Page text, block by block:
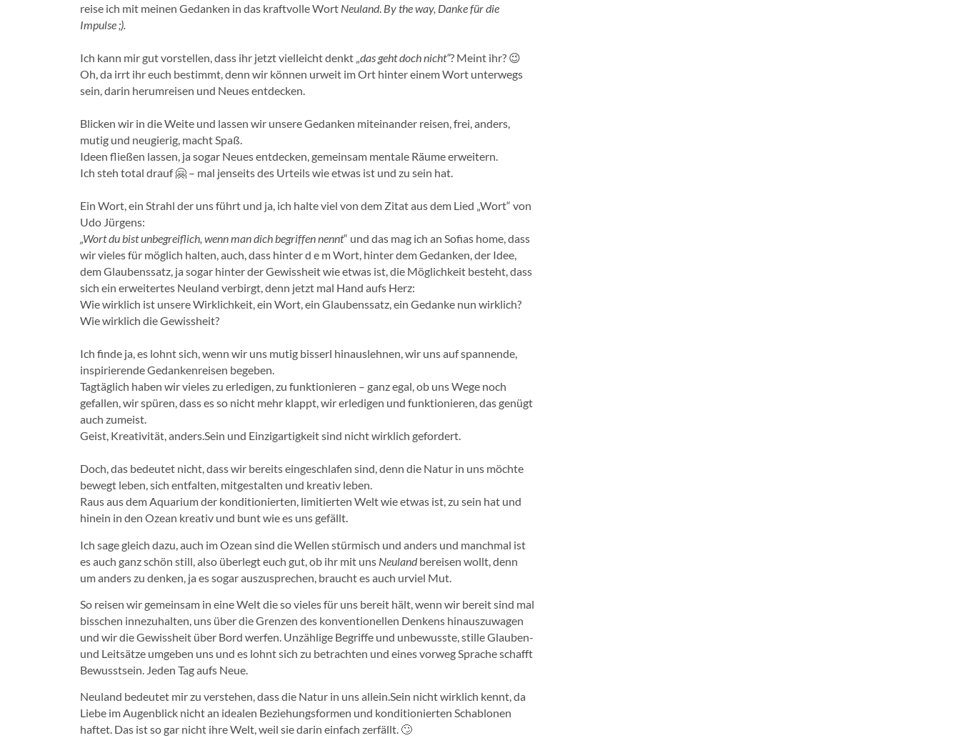
reise ich mit meinen Gedanken in das kraftvolle Wort Neuland. By the way, Danke für die
Impulse ;).
Ich kann mir gut vorstellen, dass ihr jetzt vielleicht denkt „das geht doch nicht“? Meint ihr? 😉
Oh, da irrt ihr euch bestimmt, denn wir können urweit im Ort hinter einem Wort unterwegs
sein, darin herumreisen und Neues entdecken.
Blicken wir in die Weite und lassen wir unsere Gedanken miteinander reisen, frei, anders,
mutig und neugierig, macht Spaß.
Ideen fließen lassen, ja sogar Neues entdecken, gemeinsam mentale Räume erweitern.
Ich steh total drauf 🤗 – mal jenseits des Urteils wie etwas ist und zu sein hat.
Ein Wort, ein Strahl der uns führt und ja, ich halte viel von dem Zitat aus dem Lied „Wort“ von
Udo Jürgens:
„Wort du bist unbegreiflich, wenn man dich begriffen nennt“ und das mag ich an Sofias home, dass
wir vieles für möglich halten, auch, dass hinter d e m Wort, hinter dem Gedanken, der Idee,
dem Glaubenssatz, ja sogar hinter der Gewissheit wie etwas ist, die Möglichkeit besteht, dass
sich ein erweitertes Neuland verbirgt, denn jetzt mal Hand aufs Herz:
Wie wirklich ist unsere Wirklichkeit, ein Wort, ein Glaubenssatz, ein Gedanke nun wirklich?
Wie wirklich die Gewissheit?
Ich finde ja, es lohnt sich, wenn wir uns mutig bisserl hinauslehnen, wir uns auf spannende,
inspirierende Gedankenreisen begeben.
Tagtäglich haben wir vieles zu erledigen, zu funktionieren – ganz egal, ob uns Wege noch
gefallen, wir spüren, dass es so nicht mehr klappt, wir erledigen und funktionieren, das genügt
auch zumeist.
Geist, Kreativität, anders.Sein und Einzigartigkeit sind nicht wirklich gefordert.
Doch, das bedeutet nicht, dass wir bereits eingeschlafen sind, denn die Natur in uns möchte
bewegt leben, sich entfalten, mitgestalten und kreativ leben.
Raus aus dem Aquarium der konditionierten, limitierten Welt wie etwas ist, zu sein hat und
hinein in den Ozean kreativ und bunt wie es uns gefällt.
Ich sage gleich dazu, auch im Ozean sind die Wellen stürmisch und anders und manchmal ist
es auch ganz schön still, also überlegt euch gut, ob ihr mit uns Neulandbereisen wollt, denn
um anders zu denken, ja es sogar auszusprechen, braucht es auch urviel Mut.
So reisen wir gemeinsam in eine Welt die so vieles für uns bereit hält, wenn wir bereit sind mal
bisschen innezuhalten, uns über die Grenzen des konventionellen Denkens hinauszuwagen
und wir die Gewissheit über Bord werfen. Unzählige Begriffe und unbewusste, stille Glauben-
und Leitsätze umgeben uns und es lohnt sich zu betrachten und eines vorweg Sprache schafft
Bewusstsein. Jeden Tag aufs Neue.
Neuland bedeutet mir zu verstehen, dass die Natur in uns allein.Sein nicht wirklich kennt, da
Liebe im Augenblick nicht an idealen Beziehungsformen und konditionierten Schablonen
haftet. Das ist so gar nicht ihre Welt, weil sie darin einfach zerfällt. 🙄